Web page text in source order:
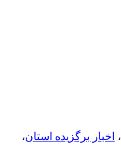
، اخبار برگزیده استان،